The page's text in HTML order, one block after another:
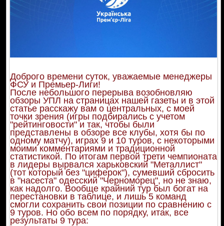
Доброго времени суток, уважаемые менеджеры
ФСУ и Премьер-Лиги!
После небольшого перерыва возобновляю
обзоры УПЛ на страницах нашей газеты и в этой
статье расскажу вам о центральных, с моей
точки зрения (игры подбирались с учетом
"рейтинговости" и так, чтобы были
представлены в обзоре все клубы, хотя бы по
одному матчу), играх 9 и 10 туров, с некоторыми
моими комментариями и традиционной
статистикой. По итогам первой трети чемпионата
в лидеры вырвался харьковский "Металлист"
(тот который без "циферок"), сумевший сбросить
в "насеста" одесский "Черноморец", но не знаю,
как надолго. Вообще крайний тур был богат на
перестановки в таблице, и лишь 5 команд
смогли сохранить свои позиции по сравнению с
9 туров. Но обо всем по порядку, итак, все
результаты 9 тура: